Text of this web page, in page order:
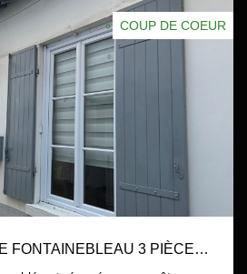
COUP DE COEUR
MAISON MEUBLÉE FONTAINEBLEAU 3 PIÈCE(S) 68.41 M2